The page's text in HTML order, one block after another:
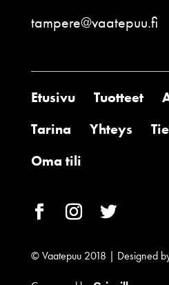
tampere@vaatepuu.fi
Etusivu Tuotteet
Tarina
Yhteys
Oma tili
© Vaatepuu 2018 | Designed